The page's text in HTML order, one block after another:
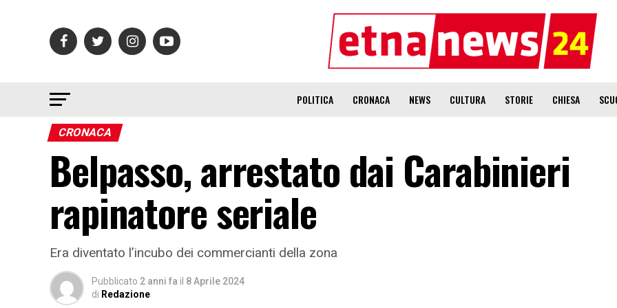
POLITICA CRONACA NEWS CULTURA STORIE CHIESA
CRONACA
Belpasso, arrestato dai Carabinieri
rapinatore seriale
Era diventato l’incubo dei commercianti della zona
Pubblicato 2 anni fa il 8 Aprile 2024
di Redazione